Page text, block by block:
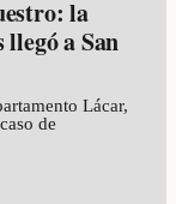
la
a San
Lácar,
de